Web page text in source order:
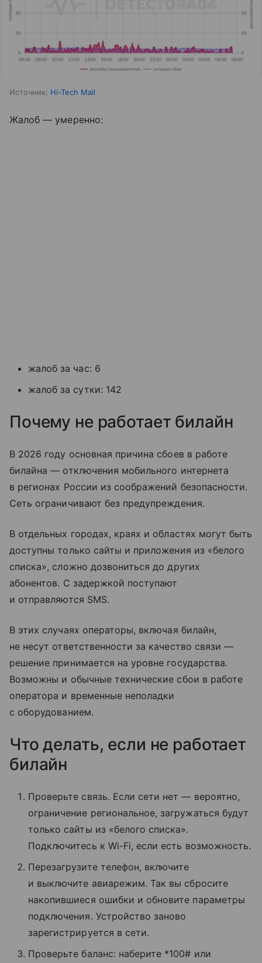
Источник: Hi-Tech Mail
Жалоб — умеренно:
жалоб за час: 6
жалоб за сутки: 142
Почему не работает билайн
В 2026 году основная причина сбоев в работе
билайна — отключения мобильного интернета
в регионах России из соображений безопасности.
Сеть ограничивают без предупреждения.
В отдельных городах, краях и областях могут быть
доступны только сайты и приложения из «белого
списка», сложно дозвониться до других
абонентов. С задержкой поступают
и отправляются SMS.
В этих случаях операторы, включая билайн,
не несут ответственности за качество связи —
решение принимается на уровне государства.
Возможны и обычные технические сбои в работе
оператора и временные неполадки
с оборудованием.
Что делать, если не работает
билайн
Проверьте связь. Если сети нет — вероятно,
ограничение региональное, загружаться будут
только сайты из «белого списка».
Подключитесь к Wi-Fi, если есть возможность.
Перезагрузите телефон, включите
и выключите авиарежим. Так вы сбросите
накопившиеся ошибки и обновите параметры
подключения. Устройство заново
зарегистрируется в сети.
Проверьте баланс: наберите *100# или